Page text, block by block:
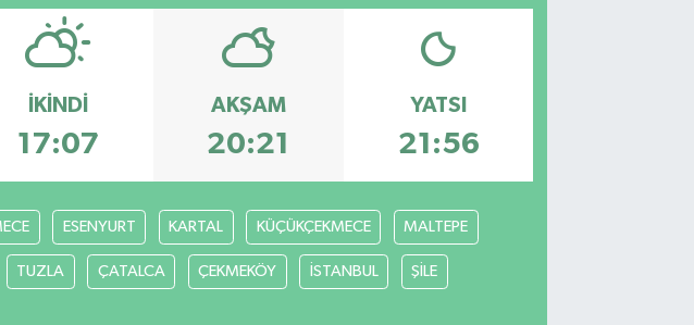
İKINDI
17:07
AKŞAM
20:21
YATSI
21:56
ESENYURT KARTAL KÜÇÜKÇEKMECE MALTEPE
TUZLA ÇATALCA ÇEKMEKÖY İSTANBUL ŞİLE